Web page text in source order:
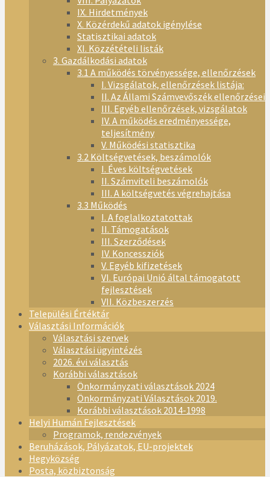
IX. Hirdetmények
X. Közérdekű adatok igénylése
Statisztikai adatok
XI. Közzétételi listák
3. Gazdálkodási adatok
3.1 A működés törvényessége, ellenőrzések
I. Vizsgálatok, ellenőrzések listája:
II. Az Állami Számvevőszék ellenőrzései
III. Egyéb ellenőrzések, vizsgálatok
IV. A működés eredményessége,
teljesítmény
V. Működési statisztika
3.2 Költségvetések, beszámolók
I. Éves költségvetések
II. Számviteli beszámolók
III. A költségvetés végrehajtása
3.3 Működés
I. A foglalkoztatottak
II. Támogatások
III. Szerződések
IV. Koncessziók
V. Egyéb kifizetések
VI. Európai Unió által támogatott
fejlesztések
VII. Közbeszerzés
Települési Értéktár
Választási Információk
Választási szervek
Választási ügyintézés
2026. évi választás
Korábbi választások
Önkormányzati választások 2024
Önkormányzati Választások 2019.
Korábbi választások 2014-1998
Helyi Humán Fejlesztések
Programok, rendezvények
Beruházások, Pályázatok, EU-projektek
Hegyközség
Posta, közbiztonság